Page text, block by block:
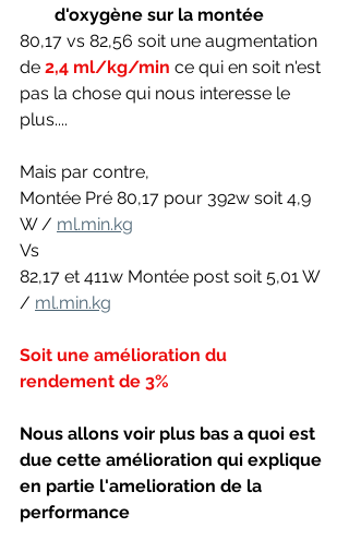
d'oxygène sur la montée
80,17 vs 82,56 soit une augmentation
de 2,4 ml/kg/min ce qui en soit n'est
pas la chose qui nous interesse le
plus....
Mais par contre,
Montée Pré 80,17 pour 392w soit 4,9
W / ml.min.kg
Vs
82,17 et 411w Montée post soit 5,01 W
/ ml.min.kg
Soit une amélioration du
rendement de 3%
Nous allons voir plus bas a quoi est
due cette amélioration qui explique
en partie l'amelioration de la
performance